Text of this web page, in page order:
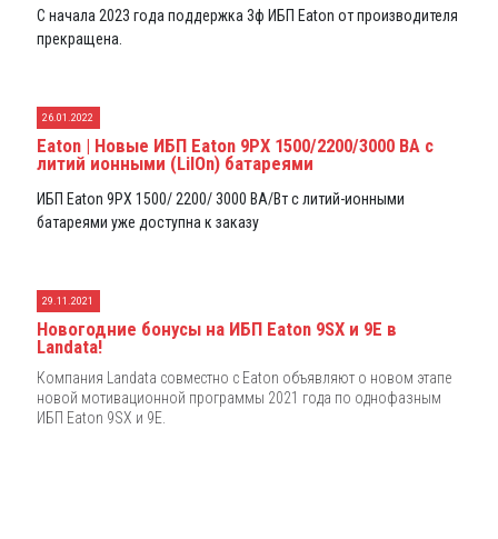
С начала 2023 года поддержка 3ф ИБП Eaton от производителя
прекращена.
26.01.2022
Eaton | Новые ИБП Eaton 9PX 1500/2200/3000 ВА с
литий ионными (LiIOn) батареями
ИБП Eaton 9PX 1500/ 2200/ 3000 ВА/Вт с литий-ионными
батареями уже доступна к заказу
29.11.2021
Новогодние бонусы на ИБП Eaton 9SX и 9E в
Landata!
Компания Landata совместно с Eaton объявляют о новом этапе
новой мотивационной программы 2021 года по однофазным
ИБП Eaton 9SX и 9E.